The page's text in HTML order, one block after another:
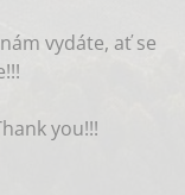
vydáte, ať se
you!!!